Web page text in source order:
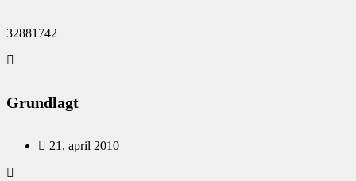
32881742
Grundlagt
21. april 2010